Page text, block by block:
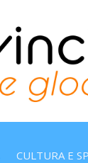
CULTURA E